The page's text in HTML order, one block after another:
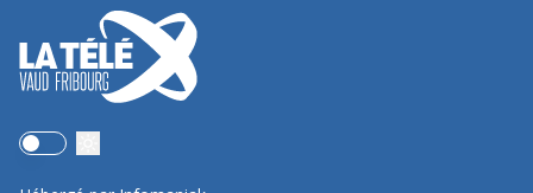
Use setting